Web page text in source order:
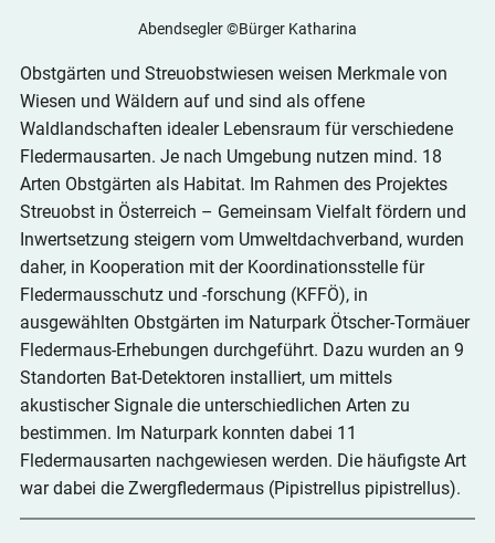
Abendsegler ©Bürger Katharina
Obstgärten und Streuobstwiesen weisen Merkmale von
Wiesen und Wäldern auf und sind als offene
Waldlandschaften idealer Lebensraum für verschiedene
Fledermausarten. Je nach Umgebung nutzen mind. 18
Arten Obstgärten als Habitat. Im Rahmen des Projektes
Streuobst in Österreich – Gemeinsam Vielfalt fördern und
Inwertsetzung steigern vom Umweltdachverband, wurden
daher, in Kooperation mit der Koordinationsstelle für
Fledermausschutz und -forschung (KFFÖ), in
ausgewählten Obstgärten im Naturpark Ötscher-Tormäuer
Fledermaus-Erhebungen durchgeführt. Dazu wurden an 9
Standorten Bat-Detektoren installiert, um mittels
akustischer Signale die unterschiedlichen Arten zu
bestimmen. Im Naturpark konnten dabei 11
Fledermausarten nachgewiesen werden. Die häufigste Art
war dabei die Zwergfledermaus (Pipistrellus pipistrellus).